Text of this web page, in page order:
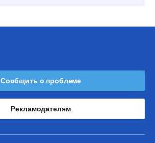
Сообщить о проблеме
Рекламодателям